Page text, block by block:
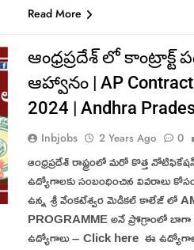
Read More
ఆంధ్రప్రదేశ్ లో కాంట్రాక్ట్
ఆహ్వానం | AP
2024 | Andhra
Inbjobs 2 Years Ago 0
ఆంధ్రప్రదేశ్ రాష్ట్రంలో మరో కొత్త
ఉద్యోగాలకు సంబంధించిన వివరాలు
ఉన్న శ్రీ వేంకటేశ్వర మెడికల్ కాలేజ్ లో
PROGRAMME అనే ప్రోగ్రాంలో బాగా
ఉద్యోగాలు – Click here ఈ